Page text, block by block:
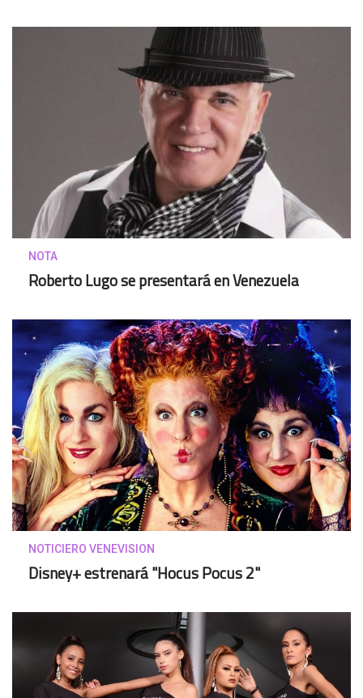
NOTA
Roberto Lugo se presentará en Venezuela
NOTICIERO VENEVISION
Disney+ estrenará "Hocus Pocus 2"